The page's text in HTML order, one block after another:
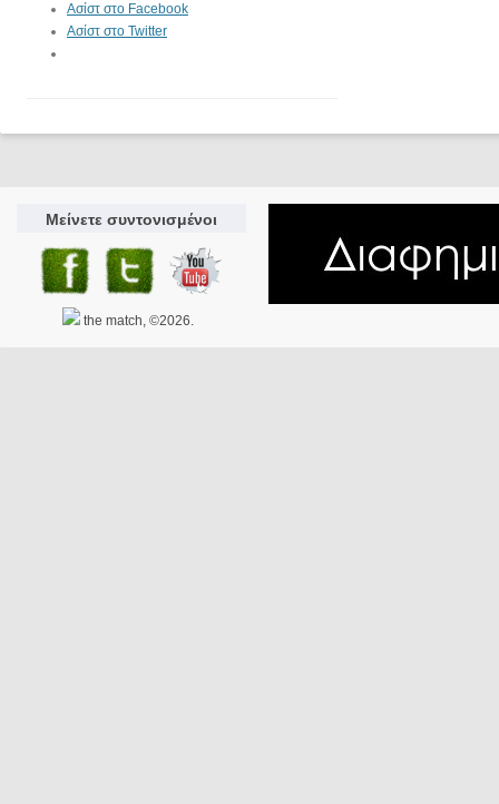
Ασίστ στο Facebook
Ασίστ στο Twitter
Μείνετε συντονισμένοι
the match, ©2026.